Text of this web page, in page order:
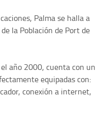
Palma se halla a
la Población de Port de
año 2000, cuenta con un
equipadas con:
conexión a internet,